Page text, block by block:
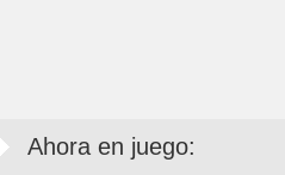
Ahora en juego: